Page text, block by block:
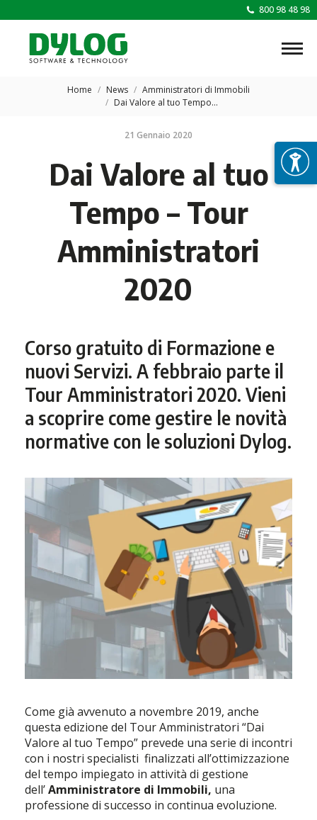
800 98 48 98
Home News
Amministratori di Immobili
Dai Valore al tuo Tempo…
21 Gennaio 2020
Dai Valore al tuo
Tempo – Tour
Amministratori
2020
Corso gratuito di Formazione e
nuovi Servizi. A febbraio parte il
Tour Amministratori 2020. Vieni
a scoprire come gestire le novità
normative con le soluzioni Dylog.
Come già avvenuto a novembre 2019, anche
questa edizione del Tour Amministratori “Dai
Valore al tuo Tempo” prevede una serie di incontri
con i nostri specialisti finalizzati all’ottimizzazione
del tempo impiegato in attività di gestione
dell’Amministratore di Immobili, una
professione di successo in continua evoluzione.